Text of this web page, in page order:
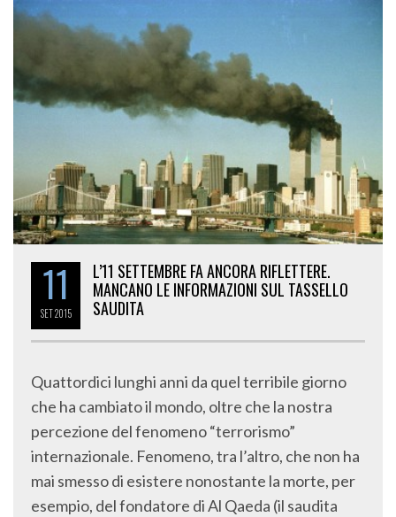
11
SET2015
L’11 SETTEMBRE FA ANCORA RIFLETTERE.
MANCANO LE INFORMAZIONI SUL TASSELLO
SAUDITA
Quattordici lunghi anni da quel terribile giorno
che ha cambiato il mondo, oltre che la nostra
percezione del fenomeno “terrorismo”
internazionale. Fenomeno, tra l’altro, che non ha
mai smesso di esistere nonostante la morte, per
esempio, del fondatore di Al Qaeda (il saudita